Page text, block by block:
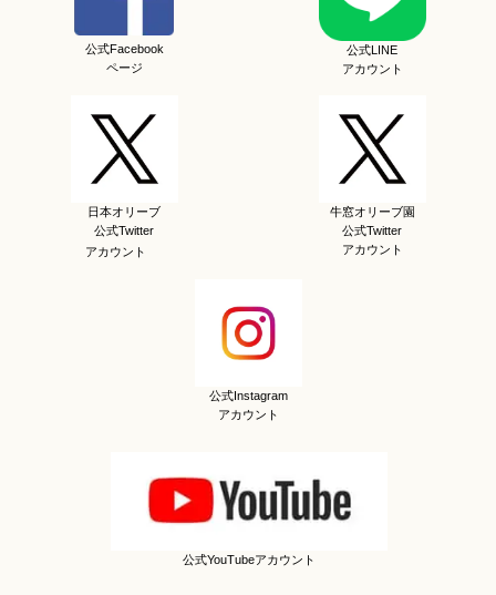
公式Facebook
ページ
公式LINE
アカウント
日本オリーブ
公式Twitter
アカウント
牛窓オリーブ園
公式Twitter
アカウント
公式Instagram
アカウント
公式YouTubeアカウント